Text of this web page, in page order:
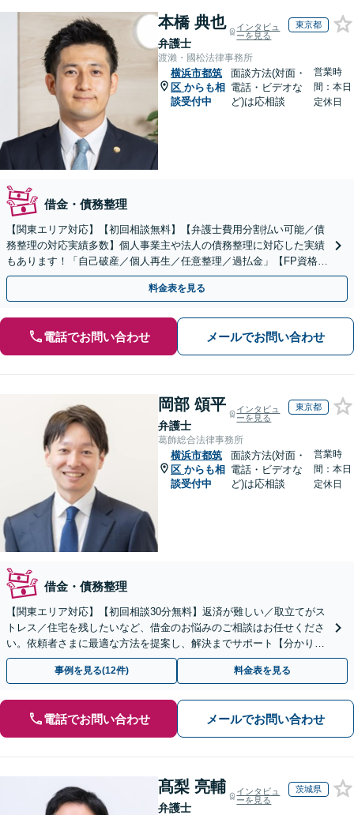
本橋 典也
弁護士
インタビュ
ーを見る
東京都
渡瀨・國松法律事務所
横浜市都筑
区 からも相
談受付中
面談方法(対面・
電話・ビデオな
ど)は応相談
営業時
間：本日
定休日
借金・債務整理
【関東エリア対応】【初回相談無料】【弁護士費用分割払い可能／債
務整理の対応実績多数】個人事業主や法人の債務整理に対応した実績
もあります！「自己破産／個人再生／任意整理／過払金」【FP資格あ
り／家計管理も万全に】
料金表を見る
電話でお問い合わせ メールでお問い合わせ
岡部 頌平
弁護士
インタビュ
ーを見る
東京都
葛飾総合法律事務所
横浜市都筑
区 からも相
談受付中
面談方法(対面・
電話・ビデオな
ど)は応相談
営業時
間：本日
定休日
借金・債務整理
【関東エリア対応】【初回相談30分無料】返済が難しい／取立てがス
トレス／住宅を残したいなど、借金のお悩みのご相談はお任せくださ
い。依頼者さまに最適な方法を提案し、解決までサポート【分かりや
すい費用体系】破産管財人の経験豊富な弁護士所属
事例を見る(12件) 料金表を見る
電話でお問い合わせ メールでお問い合わせ
髙梨 亮輔
弁護士
インタビュ
ーを見る
茨城県